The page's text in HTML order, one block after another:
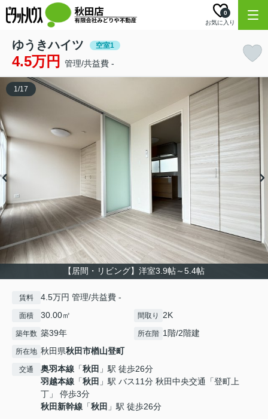
お気に入り
0
ゆうきハイツ 空室1
4.5万円 管理/共益費 -
【居間・リビング】洋室3.9帖～5.4帖
1/17
賃料 4.5万円 管理/共益費 -
面積 30.00㎡ 間取り 2K
築年数 築39年 所在階 1階/2階建
所在地 秋田県秋田市楢山登町
交通 奥羽本線 「秋田 」駅 徒歩26分
羽越本線 「秋田 」駅 バス11分 秋田中央交通「登町上
丁」 停歩3分
秋田新幹線 「秋田 」駅 徒歩26分